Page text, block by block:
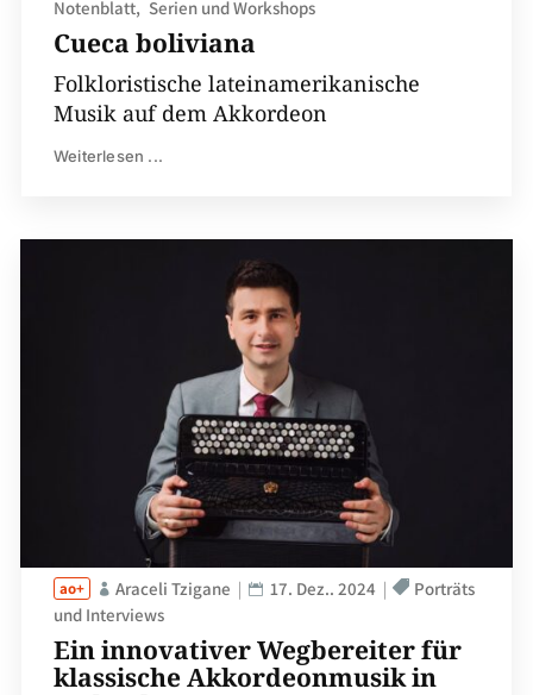
Cueca boliviana
Notenblatt
Serien und Workshops
Folkloristische lateinamerikanische
Musik auf dem Akkordeon
Weiterlesen ...
Ein innovativer Wegbereiter für
klassische Akkordeonmusik in
Araceli Tzigane 17. Dez.. 2024
Porträts
und Interviews